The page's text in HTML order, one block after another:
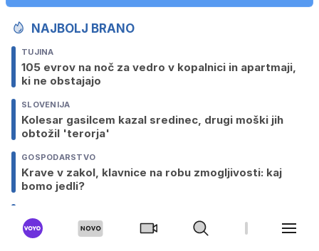
NAJBOLJ BRANO
TUJINA
105 evrov na noč za vedro v kopalnici in apartmaji,
ki ne obstajajo
SLOVENIJA
Kolesar gasilcem kazal sredinec, drugi moški jih
obtožil 'terorja'
GOSPODARSTVO
Krave v zakol, klavnice na robu zmogljivosti: kaj
bomo jedli?
Od podaljšanja do botoksa v mošnjo: kakšni posegi
so danes na voljo moškim?